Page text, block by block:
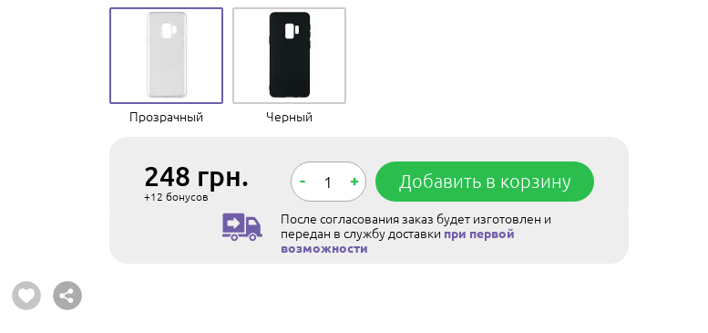
Прозрачный Черный
248 грн.
+12 бонусов
- + Добавить в корзину
После согласования заказ будет изготовлен и
передан в службу доставки при первой
возможности